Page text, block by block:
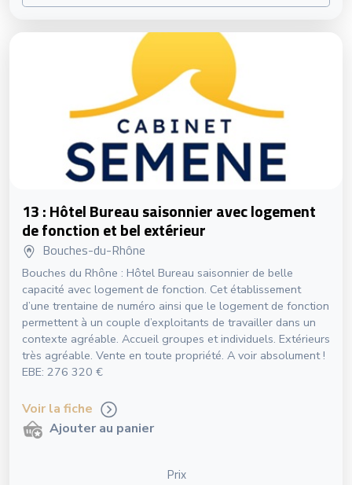
13 : Hôtel Bureau saisonnier avec logement
de fonction et bel extérieur
Bouches-du-Rhône
Bouches du Rhône : Hôtel Bureau saisonnier de belle
capacité avec logement de fonction. Cet établissement
d’une trentaine de numéro ainsi que le logement de fonction
permettent à un couple d’exploitants de travailler dans un
contexte agréable. Accueil groupes et individuels. Extérieurs
très agréable. Vente en toute propriété. A voir absolument !
EBE: 276 320 €
Voir la fiche
Ajouter au panier
Prix